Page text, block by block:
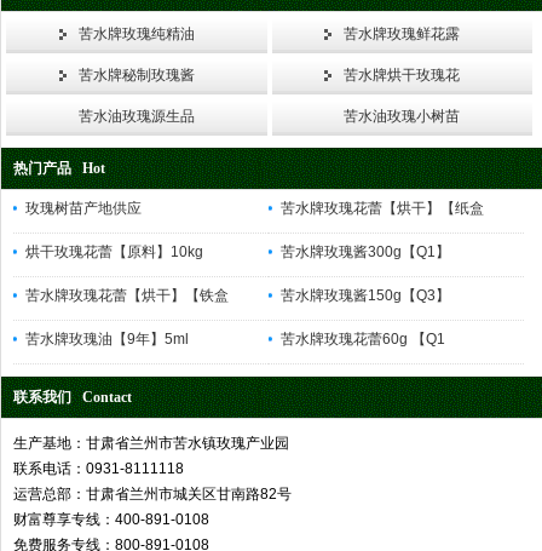
苦水牌玫瑰纯精油 苦水牌玫瑰鲜花露
苦水牌秘制玫瑰酱 苦水牌烘干玫瑰花
苦水油玫瑰源生品 苦水油玫瑰小树苗
热门产品 Hot
玫瑰树苗产地供应 苦水牌玫瑰花蕾【烘干】【纸盒
烘干玫瑰花蕾【原料】10kg 苦水牌玫瑰酱300g【Q1】
苦水牌玫瑰花蕾【烘干】【铁盒 苦水牌玫瑰酱150g【Q3】
苦水牌玫瑰油【9年】5ml 苦水牌玫瑰花蕾60g 【Q1
联系我们 Contact
生产基地：甘肃省兰州市苦水镇玫瑰产业园
联系电话：0931-8111118
运营总部：甘肃省兰州市城关区甘南路82号
财富尊享专线：400-891-0108
免费服务专线：800-891-0108